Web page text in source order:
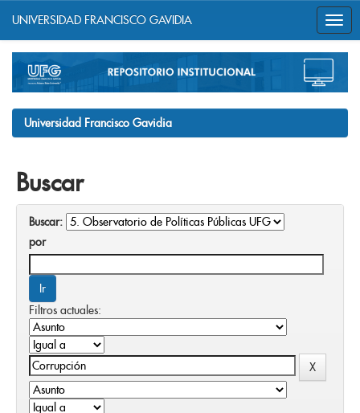
navigation
UNIVERSIDAD FRANCISCO GAVIDIA
Universidad Francisco Gavidia
Buscar
Buscar:
por
Filtros actuales: